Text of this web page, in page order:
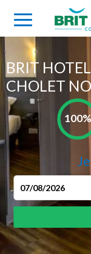
BRIT
CHOLET
100%